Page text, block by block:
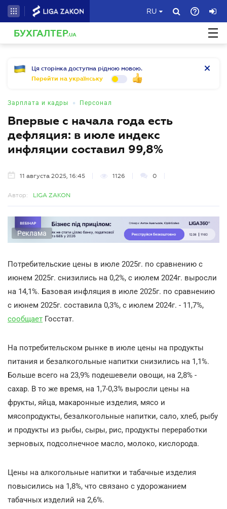
RU
БУХГАЛТЕР.UA
Ця сторінка доступна рідною мовою.
Перейти на українську
Зарплата и кадры • Персонал
Впервые с начала года есть
дефляция: в июле индекс
инфляции составил 99,8%
11 августа 2025, 16:45 1126 0
Автор: LIGA ZAKON
Реклама
Потребительские цены в июле 2025г. по сравнению с
июнем 2025г. снизились на 0,2%, с июлем 2024г. выросли
на 14,1%. Базовая инфляция в июле 2025г. по сравнению
с июнем 2025г. составила 0,3%, с июлем 2024г. - 11,7%,
сообщает Госстат.
На потребительском рынке в июле цены на продукты
питания и безалкогольные напитки снизились на 1,1%.
Больше всего на 23,9% подешевели овощи, на 2,8% -
сахар. В то же время, на 1,7-0,3% выросли цены на
фрукты, яйца, макаронные изделия, мясо и
мясопродукты, безалкогольные напитки, сало, хлеб, рыбу
и продукты из рыбы, сыры, рис, продукты переработки
зерновых, подсолнечное масло, молоко, кислорода.
Цены на алкогольные напитки и табачные изделия
повысились на 1,8%, что связано с удорожанием
табачных изделий на 2,6%.